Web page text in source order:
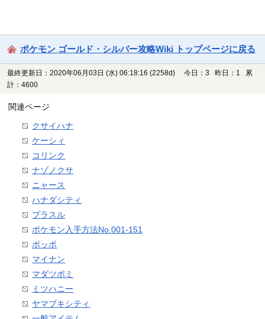
ポケモン ゴールド・シルバー攻略Wiki トップページに戻る
最終更新日：2020年06月03日 (水) 06:18:16 (2258d)
今日：3 昨日：1 累
計：4600
関連ページ
クサイハナ
ケーシィ
コリンク
ナゾノクサ
ニャース
ハナダシティ
プラスル
ポケモン入手方法No.001-151
ポッポ
マイナン
マダツボミ
ミツハニー
ヤマブキシティ